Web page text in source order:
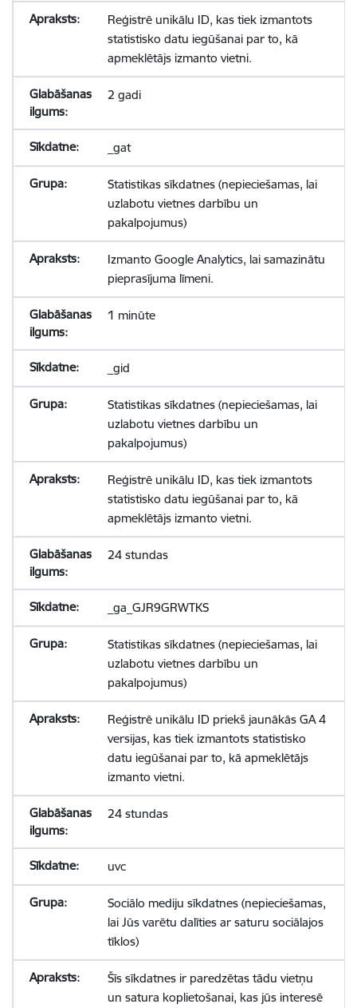
Reģistrē unikālu ID, kas tiek izmantots
statistisko datu iegūšanai par to, kā
apmeklētājs izmanto vietni.
2 gadi
_gat
Statistikas sīkdatnes (nepieciešamas, lai
uzlabotu vietnes darbību un
pakalpojumus)
Izmanto Google Analytics, lai samazinātu
pieprasījuma līmeni.
1 minūte
_gid
Statistikas sīkdatnes (nepieciešamas, lai
uzlabotu vietnes darbību un
pakalpojumus)
Reģistrē unikālu ID, kas tiek izmantots
statistisko datu iegūšanai par to, kā
apmeklētājs izmanto vietni.
24 stundas
_ga_GJR9GRWTKS
Statistikas sīkdatnes (nepieciešamas, lai
uzlabotu vietnes darbību un
pakalpojumus)
Reģistrē unikālu ID priekš jaunākās GA 4
versijas, kas tiek izmantots statistisko
datu iegūšanai par to, kā apmeklētājs
izmanto vietni.
24 stundas
uvc
Sociālo mediju sīkdatnes (nepieciešamas,
lai Jūs varētu dalīties ar saturu sociālajos
tīklos)
Šīs sīkdatnes ir paredzētas tādu vietņu
un satura koplietošanai, kas jūs interesē